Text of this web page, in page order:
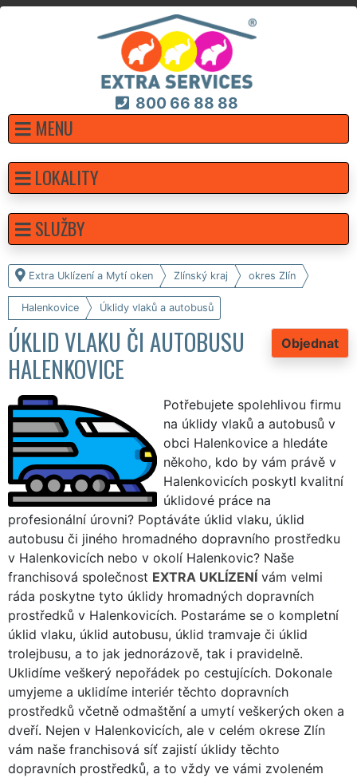
800 66 88 88
MENU
Extra Uklízení a Mytí oken Zlínský kraj okres Zlín
Halenkovice Úklidy vlaků a autobusů
Objednat
ÚKLID VLAKU ČI AUTOBUSU
HALENKOVICE
Potřebujete spolehlivou firmu
na úklidy vlaků a autobusů v
obci Halenkovice a hledáte
někoho, kdo by vám právě v
Halenkovicích poskytl kvalitní
úklidové práce na
profesionální úrovni? Poptáváte úklid vlaku, úklid
autobusu či jiného hromadného dopravního prostředku
v Halenkovicích nebo v okolí Halenkovic? Naše
franchisová společnost EXTRA UKLÍZENÍ vám velmi
ráda poskytne tyto úklidy hromadných dopravních
prostředků v Halenkovicích. Postaráme se o kompletní
úklid vlaku, úklid autobusu, úklid tramvaje či úklid
trolejbusu, a to jak jednorázově, tak i pravidelně.
Uklidíme veškerý nepořádek po cestujících. Dokonale
umyjeme a uklidíme interiér těchto dopravních
prostředků včetně odmaštění a umytí veškerých oken a
dveří. Nejen v Halenkovicích, ale v celém okrese Zlín
vám naše franchisová síť zajistí úklidy těchto
dopravních prostředků, a to vždy ve vámi zvoleném
LOKALITY
SLUŽBY